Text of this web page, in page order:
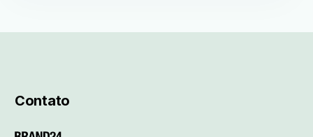
Contato